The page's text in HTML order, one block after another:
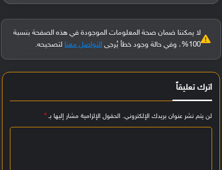
لا يمكننا ضمان صحة المعلومات الموجودة في هذه الصفحة بنسبة
100%، وفي حالة وجود خطأ يُرجى
التواصل معنا لتصحيحه.
اترك تعليقاً
لن يتم نشر عنوان بريدك الإلكتروني. الحقول الإلزامية مشار إليها بـ*